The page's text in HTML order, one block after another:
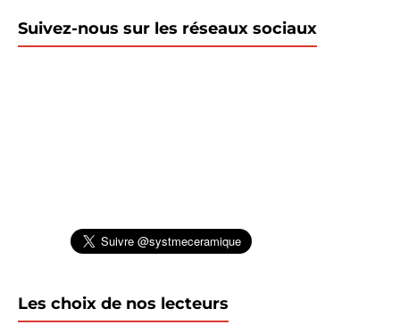
Suivez-nous sur les réseaux sociaux
Les choix de nos lecteurs